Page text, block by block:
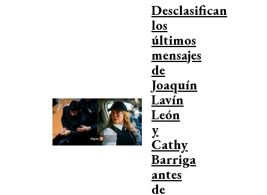
Desclasifican
los
últimos
mensajes
de
Joaquín
Lavín
León
y
Cathy
Barriga
antes
de